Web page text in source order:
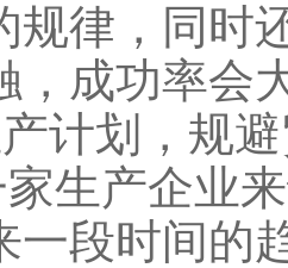
规律，同时
，成功率会
计划，规
产企业来
一段时间的